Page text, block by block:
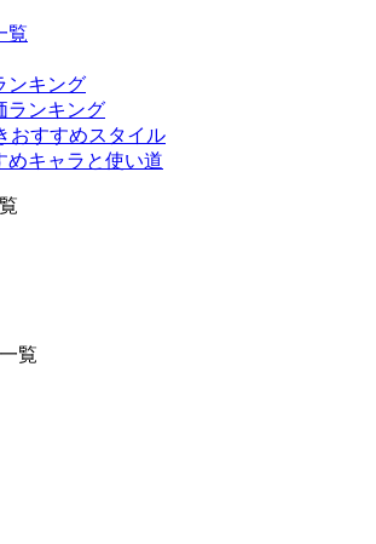
覧
ンキング
ランキング
おすすめスタイル
めキャラと使い道
覧